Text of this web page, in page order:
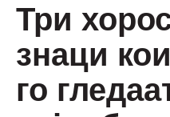
Три
знаци
го